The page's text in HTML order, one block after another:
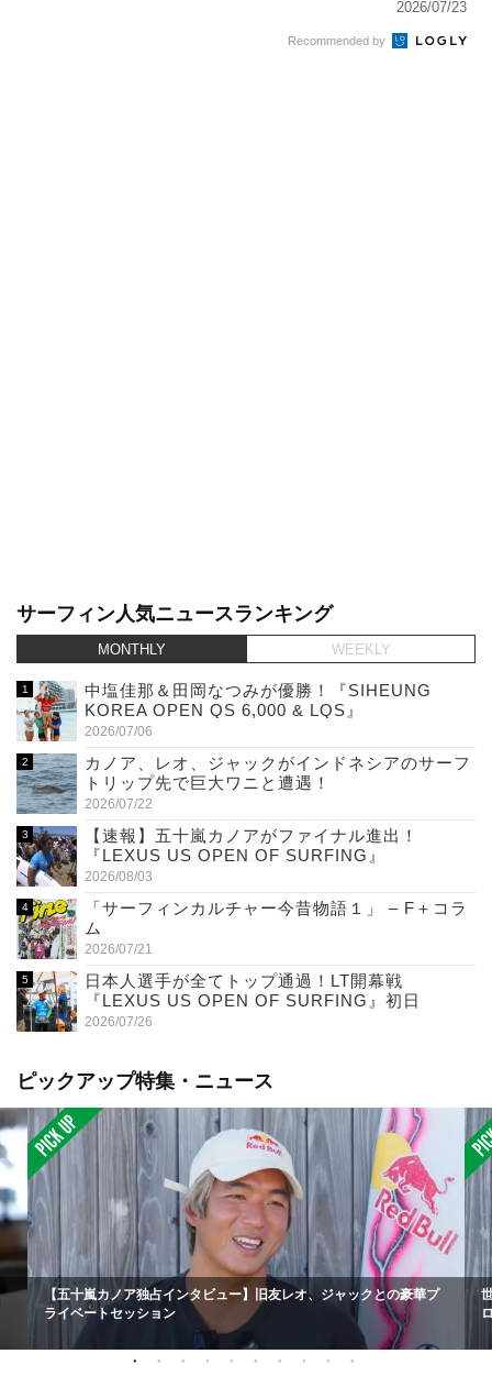
2026/07/23
Recommended by
サーフィン人気ニュースランキング
MONTHLY WEEKLY
中塩佳那＆田岡なつみが優勝！『SIHEUNG
KOREA OPEN QS 6,000 & LQS』
2026/07/06
カノア、レオ、ジャックがインドネシアのサーフ
トリップ先で巨大ワニと遭遇！
2026/07/22
【速報】五十嵐カノアがファイナル進出！
『LEXUS US OPEN OF SURFING』
2026/08/03
「サーフィンカルチャー今昔物語１」 – F＋コラ
ム
2026/07/21
日本人選手が全てトップ通過！LT開幕戦
『LEXUS US OPEN OF SURFING』初日
2026/07/26
ピックアップ特集・ニュース
【五十嵐カノア独占インタビュー】旧友レオ、ジャックとの豪華プ
ライベートセッション